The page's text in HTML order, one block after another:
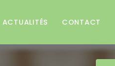
ACTUALITÉS CONTACT